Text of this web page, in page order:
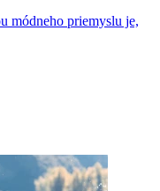
módneho priemyslu je,